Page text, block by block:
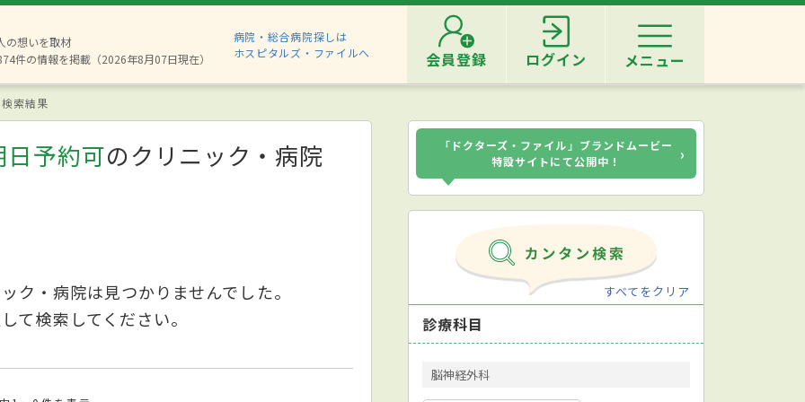
の想いを取材
件の情報を掲載（2026年8月07日現在）
病院・総合病院探しは
ホスピタルズ・ファイルへ
会員登録 ログイン メニュー
索結果
予約可のクリニック・病院
ク・病院は見つかりませんでした。
て検索してください。
「ドクターズ・ファイル」ブランドムービー
特設サイトにて公開中！
›
すべてをクリア
診療科目
脳神経外科